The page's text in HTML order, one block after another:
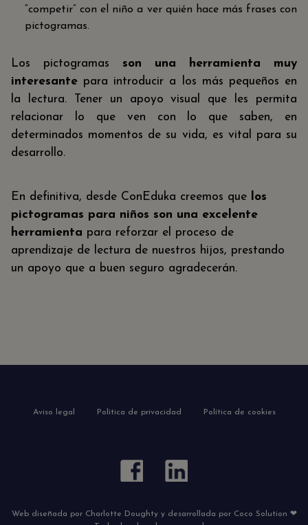
“competir” con el niño a ver quién hace más frases con
pictogramas.
Los pictogramas son una herramienta muy
interesante para introducir a los más pequeños en
la lectura. Tener un apoyo visual que les permita
relacionar lo que ven con lo que saben, en
determinados momentos de su vida, es vital para su
desarrollo.
En definitiva, desde ConEduka creemos que
los
pictogramas para niños son una excelente
herramienta para reforzar el proceso de
aprendizaje de lectura de nuestros hijos, prestando
un apoyo que a buen seguro agradecerán.
Aviso legal Política de privacidad Política de cookies
Web diseñada por Charlotte Doughty y desarrollada por Coco Solution ❤